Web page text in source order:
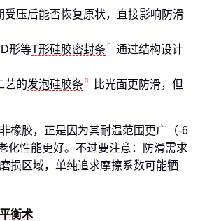
受压后能否恢复原状，直接影响防滑
形等T形硅胶密封条
通过结构设计
艺的发泡硅胶条
比光面更防滑，但
橡胶，正是因为其耐温范围更广（-6
性能更好。不过要注意：防滑需求
损区域，单纯追求摩擦系数可能牺
衡术